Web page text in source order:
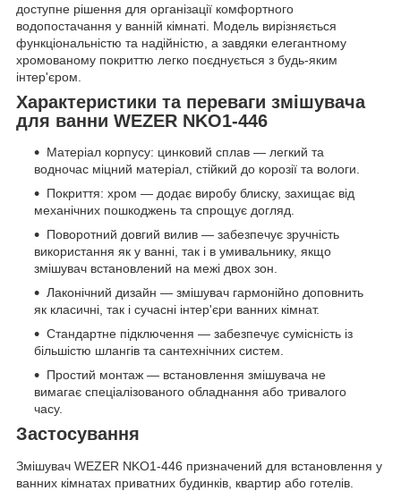
доступне рішення для організації комфортного
водопостачання у ванній кімнаті. Модель вирізняється
функціональністю та надійністю, а завдяки елегантному
хромованому покриттю легко поєднується з будь-яким
інтер'єром.
Характеристики та переваги змішувача
для ванни WEZER NKO1-446
Матеріал корпусу: цинковий сплав — легкий та
водночас міцний матеріал, стійкий до корозії та вологи.
Покриття: хром — додає виробу блиску, захищає від
механічних пошкоджень та спрощує догляд.
Поворотний довгий вилив — забезпечує зручність
використання як у ванні, так і в умивальнику, якщо
змішувач встановлений на межі двох зон.
Лаконічний дизайн — змішувач гармонійно доповнить
як класичні, так і сучасні інтер'єри ванних кімнат.
Стандартне підключення — забезпечує сумісність із
більшістю шлангів та сантехнічних систем.
Простий монтаж — встановлення змішувача не
вимагає спеціалізованого обладнання або тривалого
часу.
Застосування
Змішувач WEZER NKO1-446 призначений для встановлення у
ванних кімнатах приватних будинків, квартир або готелів.